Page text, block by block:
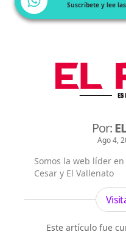
Suscríbete y lee
Por:
Ago 4,
Somos la web líder
Cesar y El Vallenato
Este artículo fue